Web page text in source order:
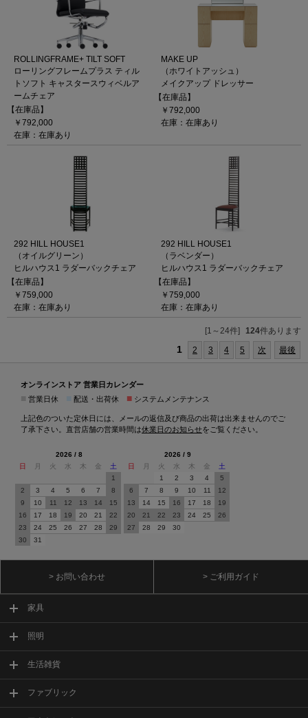
ROLLINGFRAME+ TILT SOFT
ローリングフレームプラス ティル
トソフト キャスタースウィベルア
ームチェア
【在庫品】
￥792,000
在庫：在庫あり
MAKE UP
（ホワイトアッシュ）
メイクアップ ドレッサー
【在庫品】
￥792,000
在庫：在庫あり
292 HILL HOUSE1
（オイルグリーン）
ヒルハウス1 ラダーバックチェア
【在庫品】
￥759,000
在庫：在庫あり
292 HILL HOUSE1
（ラベンダー）
ヒルハウス1 ラダーバックチェア
【在庫品】
￥759,000
在庫：在庫あり
[1～24件] 124件あります
1 2 3 4 5 次 最後
オンラインストア 営業日カレンダー
営業日休 配送・出荷休 ■ システムメンテナンス
上記色のついた定休日には、メールの返信及び商品の出荷は出来ませんのでご
了承下さい。直営店舗の営業時間は休業日のお知らせをご覧ください。
2026 / 8
日
月 火 水 木 金
土
1
2
3 4 5 6 7
8
9
10 11 12 13 14
15
16
17 18 19 20 21
22
23
24 25 26 27 28
29
30
31
2026 / 9
日
月 火 水 木 金
土
1
2 3 4
5
6
7 8 9 10 11
12
13
14 15 16 17 18
19
20
21 22 23 24 25
26
27
28 29 30
> お問い合わせ > ご利用ガイド
家具
照明
生活雑貨
ファブリック